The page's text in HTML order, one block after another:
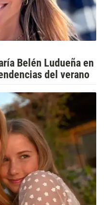
Belén Ludueña en
del verano